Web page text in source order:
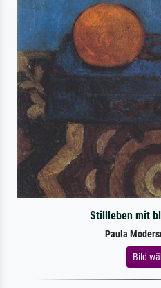
Stillleben mit
Paula
Bild